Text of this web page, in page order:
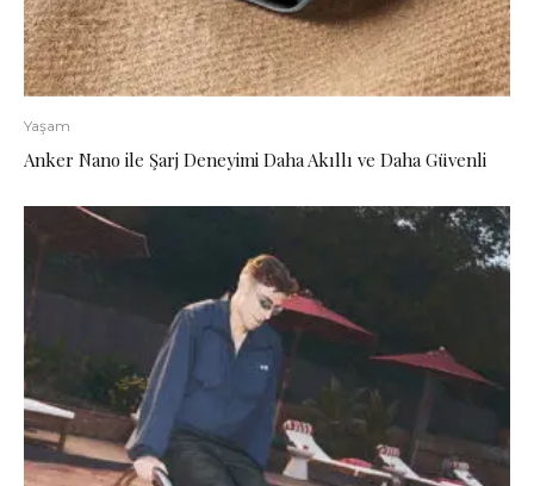
Yaşam
Anker Nano ile Şarj Deneyimi Daha Akıllı ve Daha Güvenli